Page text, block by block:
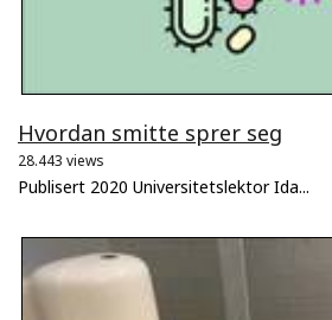
Hvordan smitte sprer seg
28.443 views
Publisert 2020 Universitetslektor Ida...